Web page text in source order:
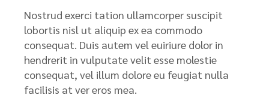
Nostrud exerci tation ullamcorper suscipit
lobortis nisl ut aliquip ex ea commodo
consequat. Duis autem vel euiriure dolor in
hendrerit in vulputate velit esse molestie
consequat, vel illum dolore eu feugiat nulla
facilisis at ver eros mea.